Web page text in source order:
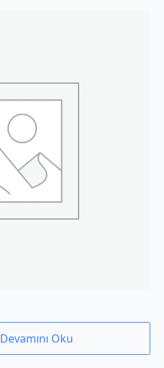
Devamını Oku